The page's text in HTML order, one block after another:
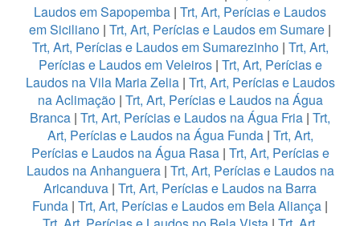
Laudos em Sapopemba | Trt, Art, Perícias e Laudos
em Siciliano | Trt, Art, Perícias e Laudos em Sumare |
Trt, Art, Perícias e Laudos em Sumarezinho| Trt, Art,
Perícias e Laudos em Veleiros| Trt, Art, Perícias e
Laudos na Vila Maria Zelia| Trt, Art, Perícias e Laudos
na Aclimação| Trt, Art, Perícias e Laudos na Água
Branca | Trt, Art, Perícias e Laudos na Água Fria | Trt,
Art, Perícias e Laudos na Água Funda| Trt, Art,
Perícias e Laudos na Água Rasa | Trt, Art, Perícias e
Laudos na Anhanguera| Trt, Art, Perícias e Laudos na
Aricanduva | Trt, Art, Perícias e Laudos na Barra
Funda | Trt, Art, Perícias e Laudos em Bela Aliança |